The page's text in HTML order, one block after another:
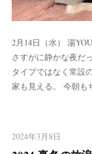
2月14日（水） 湯
さすがに静かな夜だ
タイプではなく常設
家も見える。 今朝
2024年3月8日